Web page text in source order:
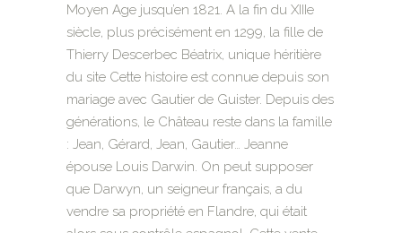
Moyen Age jusqu’en 1821. A la fin du XIIIe
siècle, plus précisément en 1299, la fille de
Thierry Descerbec Béatrix, unique héritière
du site Cette histoire est connue depuis son
mariage avec Gautier de Guister. Depuis des
générations, le Château reste dans la famille
: Jean, Gérard, Jean, Gautier… Jeanne
épouse Louis Darwin. On peut supposer
que Darwyn, un seigneur français, a du
vendre sa propriété en Flandre, qui était